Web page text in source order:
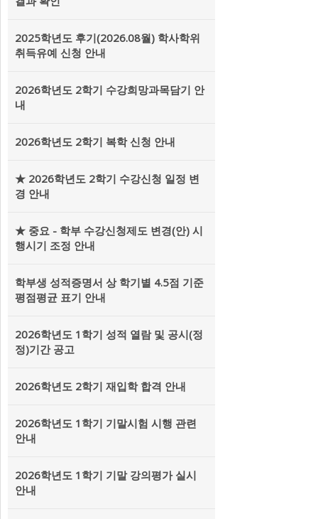
2025학년도 후기(2026.08월) 학사학위
취득유예 신청 안내
2026학년도 2학기 수강희망과목담기 안
내
2026학년도 2학기 복학 신청 안내
★ 2026학년도 2학기 수강신청 일정 변
경 안내
★ 중요 - 학부 수강신청제도 변경(안) 시
행시기 조정 안내
학부생 성적증명서 상 학기별 4.5점 기준
평점평균 표기 안내
2026학년도 1학기 성적 열람 및 공시(정
정)기간 공고
2026학년도 2학기 재입학 합격 안내
2026학년도 1학기 기말시험 시행 관련
안내
2026학년도 1학기 기말 강의평가 실시
안내